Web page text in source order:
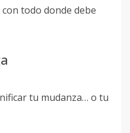
todo donde debe
tu mudanza… o tu